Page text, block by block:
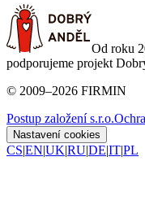
Od roku
podporujeme projekt
© 2009–2026 FIRMIN
Postup založení s.r.o.
Nastavení cookies
CS|EN|UK|RU|DE|IT|PL